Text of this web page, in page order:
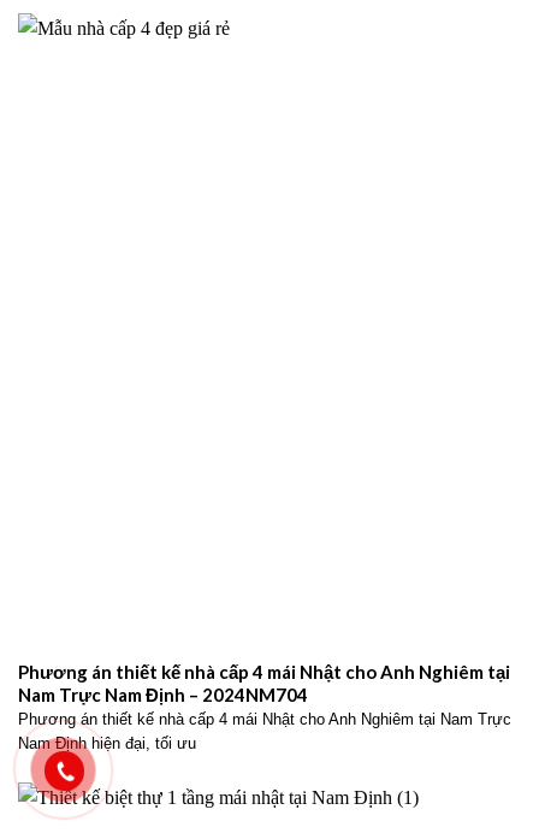
Phương án thiết kế nhà cấp 4 mái Nhật cho Anh Nghiêm tại
Nam Trực Nam Định – 2024NM704
Phương án thiết kế nhà cấp 4 mái Nhật cho Anh Nghiêm tại Nam Trực
Nam Định hiện đại, tối ưu